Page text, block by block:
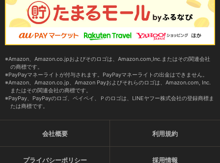
Amazon、Amazon.co.jpおよびそのロゴは、Amazon.com,Inc.またはその関連会社
の商標です。
PayPayマネーライトが付与されます。PayPayマネーライトの出金はできません。
Amazon、Amazon.co.jp、Amazon Payおよびそれらのロゴは、Amazon.com, Inc.
またはその関連会社の商標です。
PayPay、PayPayのロゴ、ペイペイ、Ｐのロゴは、LINEヤフー株式会社の登録商標ま
たは商標です。
会社概要 利用規約
プライバシーポリシー 採用情報